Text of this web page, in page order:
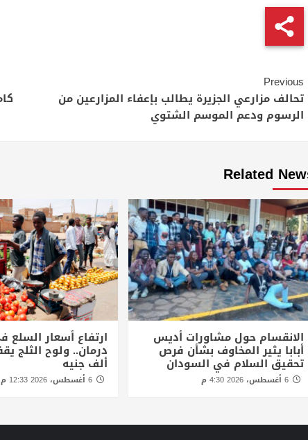
Continue
Reading
Previous
تحالف مزارعي الجزيرة يطالب بإعفاء المزارعين من
الرسوم ودعم الموسم الشتوي
Related
الانقسام حول مشاورات أديس
أبابا يثير المخاوف بشأن فرص
تحقيق السلام في السودان
6 أغسطس، 2026 4:30 م
ارتفاع أسعار السلع
ألف جنيه